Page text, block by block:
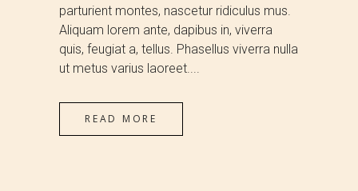
parturient montes, nascetur ridiculus mus.
Aliquam lorem ante, dapibus in, viverra
quis, feugiat a, tellus. Phasellus viverra nulla
ut metus varius laoreet....
READ MORE